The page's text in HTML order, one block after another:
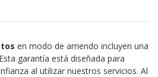
en modo de arriendo incluyen una
garantía está diseñada para
al utilizar nuestros servicios. Al